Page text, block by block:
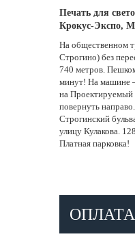
Печать для
Крокус-Экспо,
На общественном
Строгино) без
740 метров.
минут! На машине
на
повернуть
Строгинский
улицу Кулакова.
Платная парковка!
ОПЛАТА